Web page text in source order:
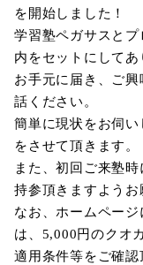
を開始しました！
学習塾ペガサスと
内をセットにしてあ
お手元に届き、ご
話ください。
簡単に現状をお伺
をさせて頂きます。
また、初回ご来塾
持参頂きますようお
なお、ホームペー
は、5,000円のクオ
適用条件等をご確認